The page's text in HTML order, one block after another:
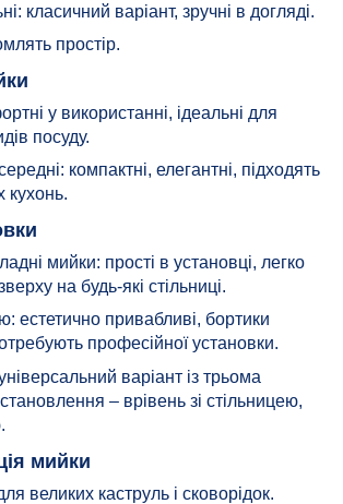
класичний варіант, зручні в догляді.
простір.
у використанні, ідеальні для
посуду.
компактні, елегантні, підходять
кухонь.
мийки: прості в установці, легко
на будь-які стільниці.
естетично привабливі, бортики
професійної установки.
універсальний варіант із трьома
– врівень зі стільницею,
мийки
великих каструль і сковорідок.